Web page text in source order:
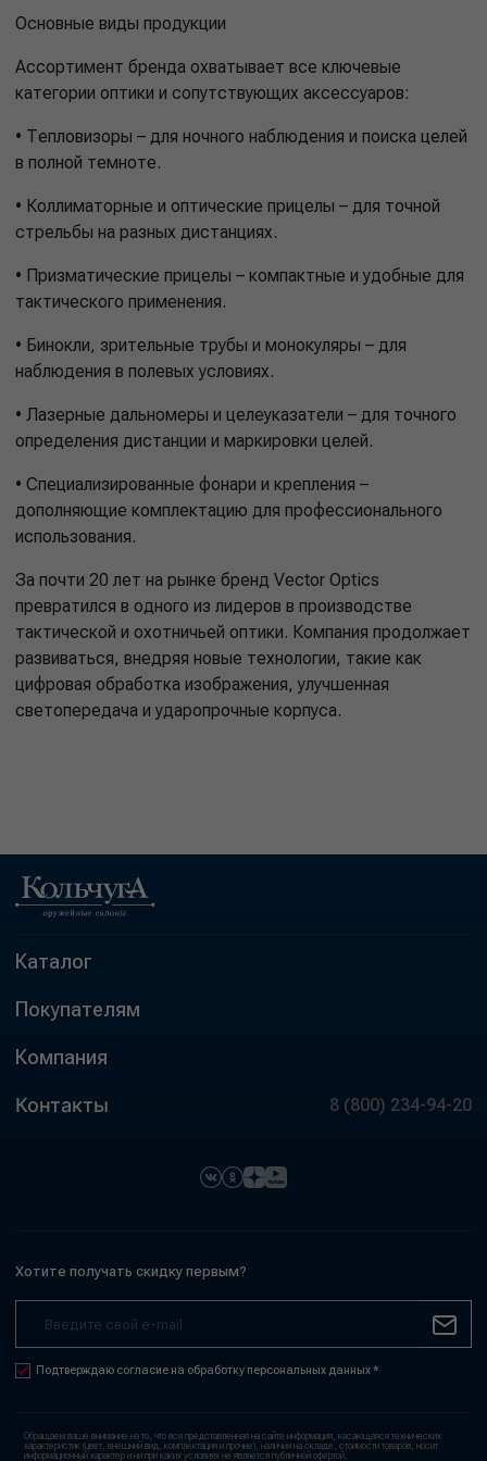
Основные виды продукции
Ассортимент бренда охватывает все ключевые
категории оптики и сопутствующих аксессуаров:
• Тепловизоры – для ночного наблюдения и поиска целей
в полной темноте.
• Коллиматорные и оптические прицелы – для точной
стрельбы на разных дистанциях.
• Призматические прицелы – компактные и удобные для
тактического применения.
• Бинокли, зрительные трубы и монокуляры – для
наблюдения в полевых условиях.
• Лазерные дальномеры и целеуказатели – для точного
определения дистанции и маркировки целей.
• Специализированные фонари и крепления –
дополняющие комплектацию для профессионального
использования.
За почти 20 лет на рынке бренд Vector Optics
превратился в одного из лидеров в производстве
тактической и охотничьей оптики. Компания продолжает
развиваться, внедряя новые технологии, такие как
цифровая обработка изображения, улучшенная
светопередача и ударопрочные корпуса.
Каталог
Покупателям
Компания
Контакты 8 (800) 234-94-20
Хотите получать скидку первым?
Подтверждаю согласие на обработку персональных данных *
Обращаем ваше внимание на то, что вся представленная на сайте информация, касающаяся технических
характеристик (цвет, внешний вид, комплектация и прочие), наличия на складе, стоимости товаров, носит
информационный характер и ни при каких условиях не является публичной офертой,